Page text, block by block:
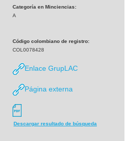
Categoría en Minciencias:
A
Código colombiano de registro:
COL0078428
Enlace GrupLAC
Página externa
Descargar resultado de búsqueda